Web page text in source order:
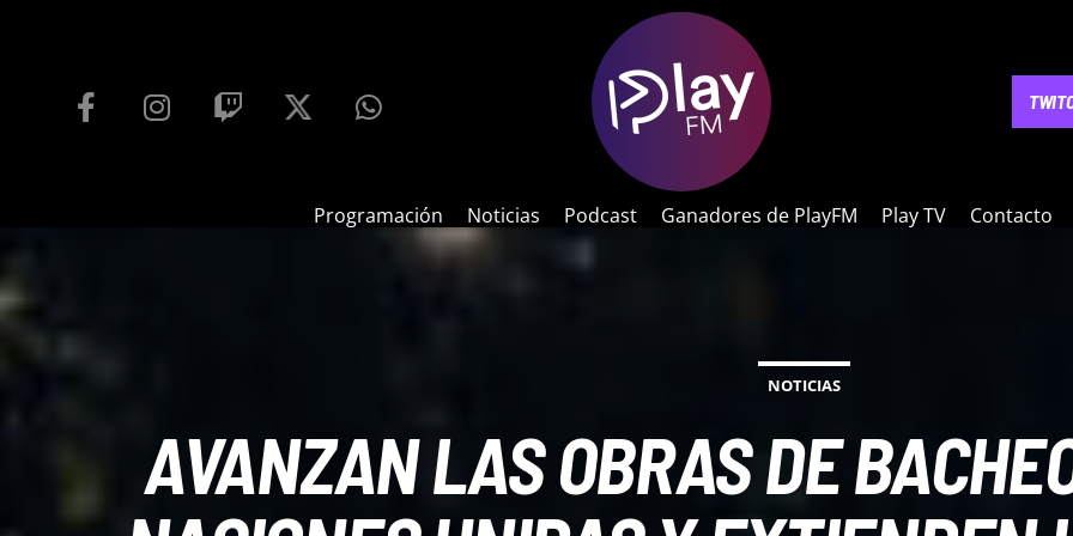
Programación Noticias Podcast Ganadores de PlayFM Play TV Contacto
NOTICIAS
NOTICIAS
AVANZAN LAS OBRAS DE